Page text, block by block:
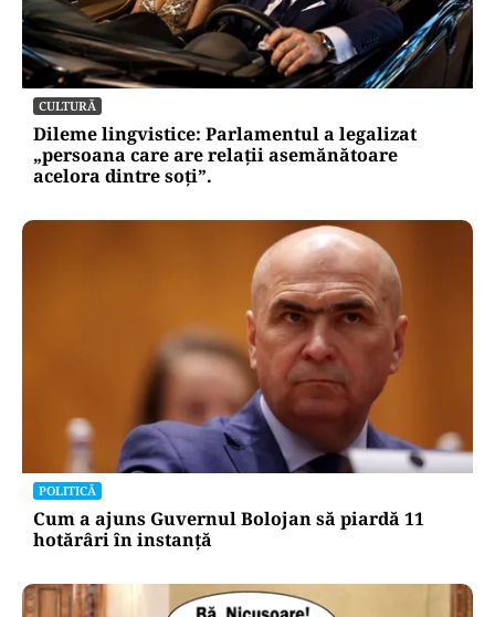
CULTURĂ
Dileme lingvistice: Parlamentul a legalizat
„persoana care are relații asemănătoare
acelora dintre soți”.
POLITICĂ
Cum a ajuns Guvernul Bolojan să piardă 11
hotărâri în instanță